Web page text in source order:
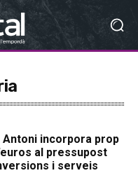
Antoni incorpora prop
al pressupost
i serveis